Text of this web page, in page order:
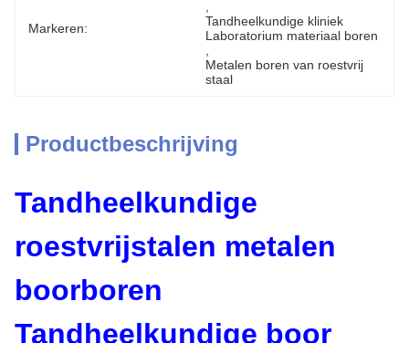
Markeren:
Tandheelkundige kliniek
Laboratorium materiaal boren
Metalen boren van roestvrij
staal
Productbeschrijving
Tandheelkundige
roestvrijstalen metalen
boorboren
Tandheelkundige boor